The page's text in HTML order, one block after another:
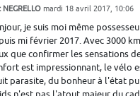
NEGRELLO mardi 18 avril 2017, 10:06
je suis moi même
mi février 2017. Avec 3000
que confirmer les sensations
est impressionnant, le vélo
parasite, du bonheur à l'état